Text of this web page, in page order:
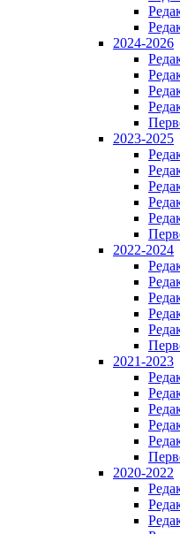
2024-2026
2023-2025
2022-2024
2021-2023
2020-2022